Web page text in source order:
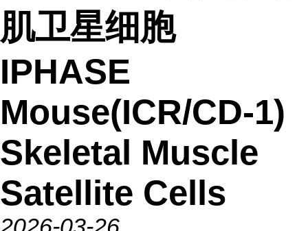
肌卫星细胞
IPHASE
Mouse(ICR/CD-1)
Skeletal Muscle
Satellite Cells